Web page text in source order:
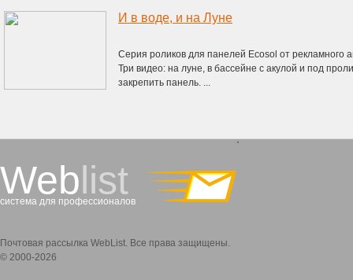
И в воде, и на Луне
Серия роликов для панелей Ecosol от рекламного
Три видео: на луне, в бассейне с акулой и под
закрепить панель. ...
Weblist
система для профессионалов
`
Почтовая рассылка WebList. Все права защищены.
© 2000-2026